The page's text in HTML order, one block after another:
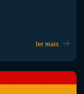
ler mais